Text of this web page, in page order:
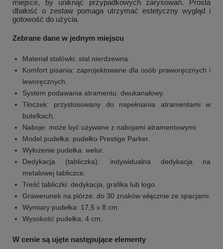
miejsce, by uniknąć przypadkowych zarysowań. Prosta
dbałość o zestaw pomaga utrzymać estetyczny wygląd i
gotowość do użycia.
Zebrane dane w jednym miejscu
Materiał stalówki: stal nierdzewna.
Komfort pisania: zaprojektowane dla osób praworęcznych i
leworęcznych.
System podawania atramentu: dwukanałowy.
Tłoczek: przystosowany do napełniania atramentami w
butelkach.
Naboje: może być używane z nabojami atramentowymi.
Model pudełka: pudełko Prestige Parker.
Wyłożenie pudełka: welur.
Dedykacja (tabliczka): indywidualna dedykacja na
metalowej tabliczce.
Treść tabliczki: dedykacja, grafika lub logo.
Grawerunek na piórze: do 30 znaków włącznie ze spacjami.
Wymiary pudełka: 17,5 x 8 cm.
Wysokość pudełka: 4 cm.
W cenie są ujęte następujące elementy